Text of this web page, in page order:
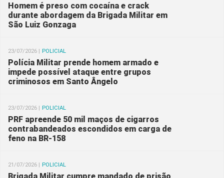
Homem é preso com cocaína e crack
durante abordagem da Brigada Militar em
São Luiz Gonzaga
23/07/2026 | POLICIAL
Polícia Militar prende homem armado e
impede possível ataque entre grupos
criminosos em Santo Ângelo
23/07/2026 | POLICIAL
PRF apreende 50 mil maços de cigarros
contrabandeados escondidos em carga de
feno na BR-158
21/07/2026 | POLICIAL
Brigada Militar cumpre mandado de prisão